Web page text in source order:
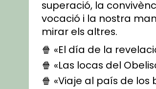
superació, la
vocació i la nostra
mirar els altres.
🍿 «El día de la
🍿 «Las locas del
🍿 «Viaje al país de los